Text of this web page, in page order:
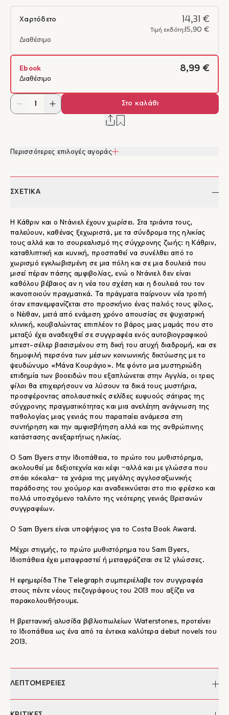
Χαρτόδετο 14,31 €
Τιμή εκδότη: 15,90 €
Διαθέσιμο
Ebook 8,99 €
Διαθέσιμο
Στο καλάθι
Περισσότερες επιλογές αγοράς
ΣΧΕΤΙΚΑ
Η Κάθριν και ο Ντάνιελ έχουν χωρίσει. Στα τριάντα τους,
παλεύουν, καθένας ξεχωριστά, με τα σύνδρομα της ηλικίας
τους αλλά και το σουρεαλισμό της σύγχρονης ζωής: η Κάθριν,
καταθλιπτική και κυνική, προσπαθεί να συνέλθει από το
χωρισμό εγκλωβισμένη σε μια πόλη και σε μια δουλειά που
μισεί πέραν πάσης αμφιβολίας, ενώ ο Ντάνιελ δεν είναι
καθόλου βέβαιος αν η νέα του σχέση και η δουλειά του τον
ικανοποιούν πραγματικά. Τα πράγματα παίρνουν νέα τροπή
όταν επανεμφανίζεται στο προσκήνιο ένας παλιός τους φίλος,
ο Νέιθαν, μετά από ενάμιση χρόνο απουσίας σε ψυχιατρική
κλινική, κουβαλώντας επιπλέον το βάρος μιας μαμάς που στο
μεταξύ έχει αναδειχθεί σε συγγραφέα ενός αυτοβιογραφικού
μπεστ-σέλερ βασισμένου στη δική του ατυχή διαδρομή, και σε
δημοφιλή περσόνα των μέσων κοινωνικής δικτύωσης με το
ψευδώνυμο «Μάνα Κουράγιο». Με φόντο μια μυστηριώδη
επιδημία των βοοειδών που εξαπλώνεται στην Αγγλία, οι τρεις
φίλοι θα επιχειρήσουν να λύσουν τα δικά τους μυστήρια,
προσφέροντας απολαυστικές σελίδες ευφυούς σάτιρας της
σύγχρονης πραγματικότητας και μια ανελέητη ανάγνωση της
παθολογίας μιας γενιάς που παραπαίει ανάμεσα στη
συντήρηση και την αμφισβήτηση αλλά και της ανθρώπινης
κατάστασης ανεξαρτήτως ηλικίας.
Ο Sam Byers στην Ιδιοπάθεια, το πρώτο του μυθιστόρημα,
ακολουθεί με δεξιοτεχνία και κέφι ‒αλλά και με γλώσσα που
σπάει κόκαλα‒ τα χνάρια της μεγάλης αγγλοσαξωνικής
παράδοσης του χιούμορ και αναδεικνύεται στο πιο φρέσκο και
πολλά υποσχόμενο ταλέντο της νεότερης γενιάς Βρετανών
συγγραφέων.
Ο Sam Byers είναι υποψήφιος για το Costa Book Award.
Μέχρι στιγμής, το πρώτο μυθιστόρημα του Sam Byers,
Ιδιοπάθεια έχει μεταφραστεί ή μεταφράζεται σε 12 γλώσσες.
Η εφημερίδα The Telegraph συμπεριέλαβε τον συγγραφέα
στους πέντε νέους πεζογράφους του 2013 που αξίζει να
παρακολουθήσουμε.
Η βρεττανική αλυσίδα βιβλιοπωλείων Waterstones, προτείνει
το Ιδιοπάθεια ως ένα από τα έντεκα καλύτερα debut novels του
2013.
ΛΕΠΤΟΜΕΡΕΙΕΣ